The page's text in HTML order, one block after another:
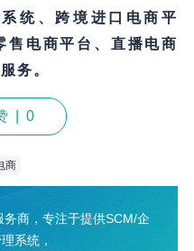
统、跨境进口电商平
售电商平台、直播电商
务。
0
商
商，专注于提供SCM/企
系统，